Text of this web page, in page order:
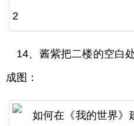
14、酱紫把二楼的空白
成图：